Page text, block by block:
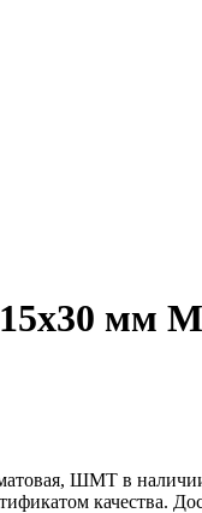
мм
ШМТ в наличии
качества.